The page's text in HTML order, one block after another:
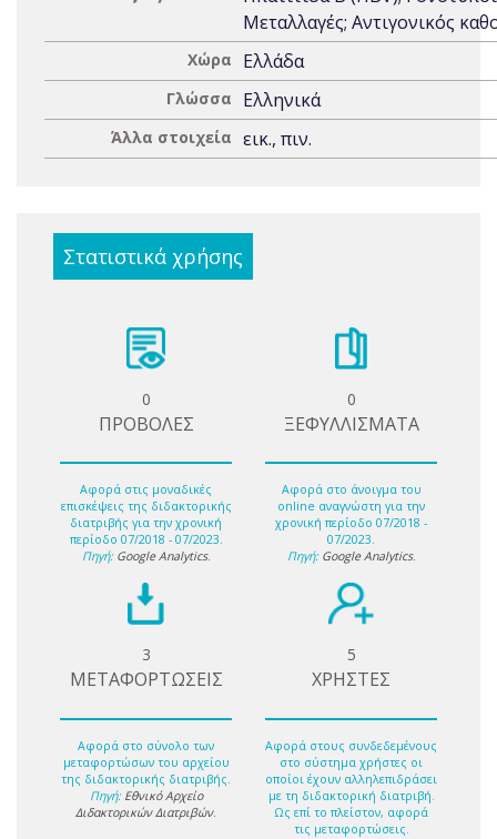
Μεταλλαγές; Αντιγονικός
Χώρα Ελλάδα
Γλώσσα Ελληνικά
Άλλα στοιχεία εικ., πιν.
Στατιστικά χρήσης
0
ΠΡΟΒΟΛΕΣ
Αφορά στις μοναδικές
επισκέψεις της διδακτορικής
διατριβής για την χρονική
περίοδο 07/2018 - 07/2023.
Πηγή: Google Analytics.
0
ΞΕΦΥΛΛΙΣΜΑΤΑ
Αφορά στο άνοιγμα του
online αναγνώστη για την
χρονική περίοδο 07/2018 -
07/2023.
Πηγή: Google Analytics.
3
ΜΕΤΑΦΟΡΤΩΣΕΙΣ
Αφορά στο σύνολο των
μεταφορτώσων του αρχείου
της διδακτορικής διατριβής.
Πηγή: Εθνικό Αρχείο
Διδακτορικών Διατριβών.
5
ΧΡΗΣΤΕΣ
Αφορά στους συνδεδεμένους
στο σύστημα χρήστες οι
οποίοι έχουν αλληλεπιδράσει
με τη διδακτορική διατριβή.
Ως επί το πλείστον, αφορά
τις μεταφορτώσεις.